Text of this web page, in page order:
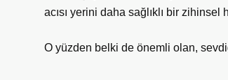
acısı yerini daha sağlıklı bir zihinsel
O yüzden belki de önemli olan,